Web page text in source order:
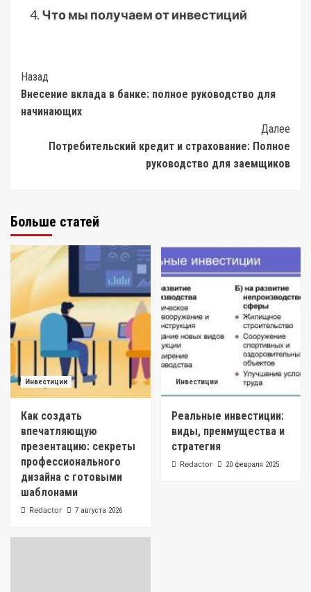
Что мы получаем от инвестиций
Post
Navigation
Назад
Внесение вклада в банке: полное руководство для
начинающих
Далее
Потребительский кредит и страхование: Полное
руководство для заемщиков
Больше статей
Инвестиции
Как создать
впечатляющую
презентацию: секреты
профессионального
дизайна с готовыми
шаблонами
Redactor 7 августа 2026
Инвестиции
Реальные инвестиции:
виды, преимущества и
стратегия
Redactor 20 февраля 2025